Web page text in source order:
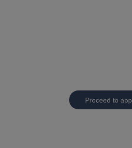
Proceed to app